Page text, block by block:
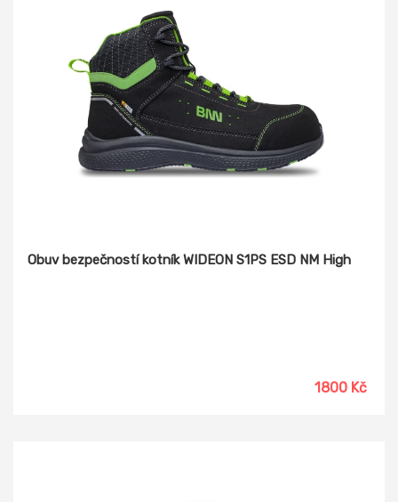
Obuv bezpečností kotník WIDEON S1PS ESD NM High
1800 Kč